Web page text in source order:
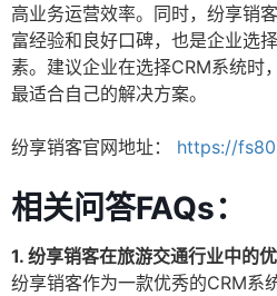
高业务运营效率。同时，纷享销
富经验和良好口碑，也是企业选
素。建议企业在选择CRM系统时
最适合自己的解决方案。
纷享销客官网地址： https://
相关问答FAQs：
1. 纷享销客在旅游交通行业中的优
纷享销客作为一款优秀的CRM系